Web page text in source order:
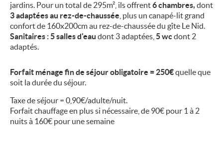
jardins. Pour un total de 295m², ils offrent6 chambres, dont
3 adaptées au rez-de-chaussée , plus un canapé-lit grand
confort de 160x200cm au rez-de-chaussée du gîte Le Nid.
Sanitaires : 5 salles d'eau dont 3 adaptées, 5 wcdont 2
adaptés.
Forfait ménage fin de séjour obligatoire = 250€quelle que
soit la durée du séjour.
Taxe de séjour = 0,90€/adulte/nuit.
Forfait chauffage en plus si nécessaire, de 90€ pour 1 à 2
nuits à 160€ pour une semaine